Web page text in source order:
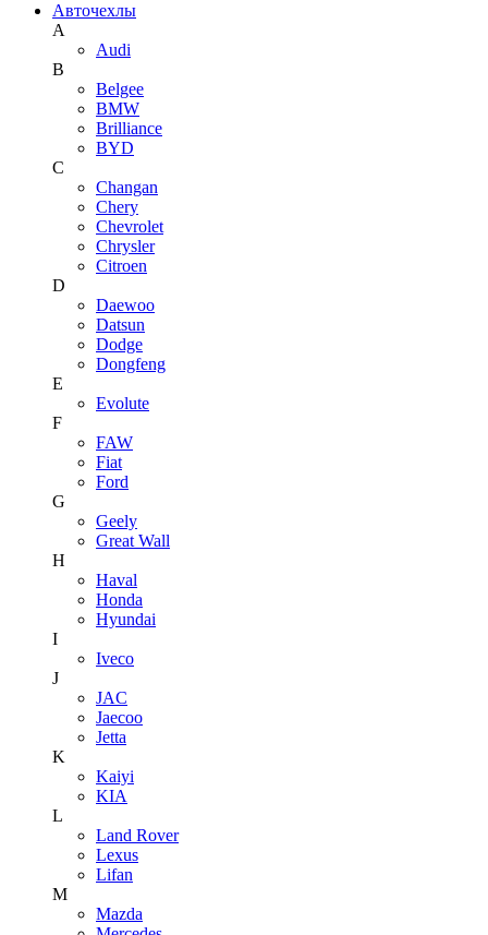
Авточехлы
A
Audi
B
Belgee
BMW
Brilliance
BYD
C
Changan
Chery
Chevrolet
Chrysler
Citroen
D
Daewoo
Datsun
Dodge
Dongfeng
E
Evolute
F
FAW
Fiat
Ford
G
Geely
Great Wall
H
Haval
Honda
Hyundai
I
Iveco
J
JAC
Jaecoo
Jetta
K
Kaiyi
KIA
L
Land Rover
Lexus
Lifan
M
Mazda